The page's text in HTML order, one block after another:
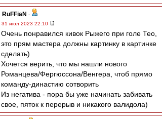
RuFFiaN -
31 июл 2023 22:10
Очень понравился кивок Рыжего при голе Тео,
это прям мастера должны картинку в картинке
сделать)
Хочется верить, что мы нашли нового
Романцева/Фергюссона/Венгера, чтоб прямо
команду-династию сотворить
Из негатива - пора бы уже начинать забивать
свое, пяток к перерыв и никакого валидола)